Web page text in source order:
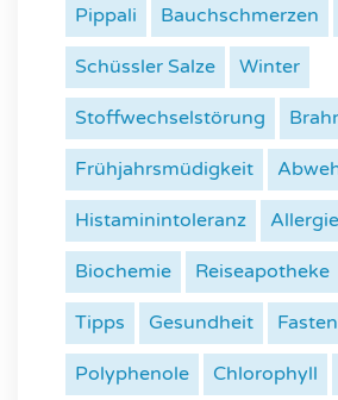
Pippali Bauchschmerzen
Schüssler Salze Winter
Stoffwechselstörung
Frühjahrsmüdigkeit
Histaminintoleranz Allergie
Biochemie Reiseapotheke
Tipps Gesundheit Fasten
Polyphenole Chlorophyll